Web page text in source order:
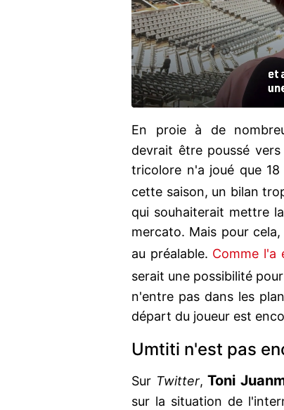
En proie à de
devrait être poussé
tricolore n'a joué que
cette saison, un bilan
qui souhaiterait mettre
mercato. Mais pour
au préalable. Comme l'a
serait une possibilité pour
n'entre pas dans les
départ du joueur est
Umtiti n'est pas
Sur Twitter, Toni
sur la situation de